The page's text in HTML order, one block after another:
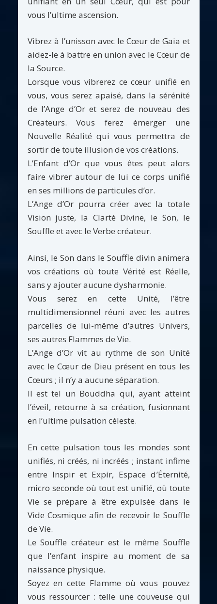
vous l’ultime ascension.
Vibrez à l’unisson avec le Cœur de Gaia et
aidez-le à battre en union avec le Cœur de
la Source.
Lorsque vous vibrerez ce cœur unifié en
vous, vous serez apaisé, dans la sérénité
de l’Ange d’Or et serez de nouveau des
Créateurs. Vous ferez émerger une
Nouvelle Réalité qui vous permettra de
sortir de toute illusion de vos créations.
L’Enfant d’Or que vous êtes peut alors
faire vibrer autour de lui ce corps unifié
en ses millions de particules d’or.
L’Ange d’Or pourra créer avec la totale
Vision juste, la Clarté Divine, le Son, le
Souffle et avec le Verbe créateur.
Ainsi, le Son dans le Souffle divin animera
vos créations où toute Vérité est Réelle,
sans y ajouter aucune dysharmonie.
Vous serez en cette Unité, l’être
multidimensionnel réuni avec les autres
parcelles de lui-même d’autres Univers,
ses autres Flammes de Vie.
L’Ange d’Or vit au rythme de son Unité
avec le Cœur de Dieu présent en tous les
Cœurs ; il n’y a aucune séparation.
Il est tel un Bouddha qui, ayant atteint
l’éveil, retourne à sa création, fusionnant
en l’ultime pulsation céleste.
En cette pulsation tous les mondes sont
unifiés, ni créés, ni incréés ; instant infime
entre Inspir et Expir, Espace d’Éternité,
micro seconde où tout est unifié, où toute
Vie se prépare à être expulsée dans le
Vide Cosmique afin de recevoir le Souffle
de Vie.
Le Souffle créateur est le même Souffle
que l’enfant inspire au moment de sa
naissance physique.
Soyez en cette Flamme où vous pouvez
vous ressourcer : telle une couveuse qui